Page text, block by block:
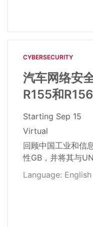
CYBERSECURITY
汽车网络安
R155和
Starting Sep 15
Virtual
回顾中国工业和信
性GB，并将其与
Language: English